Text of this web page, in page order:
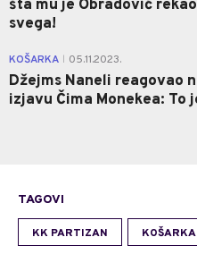
šta mu je Obradović
svega!
KOŠARKA 05.11.2023.
Džejms Naneli reagovao
izjavu Čima Monekea: To
TAGOVI
KK PARTIZAN KOŠARKA